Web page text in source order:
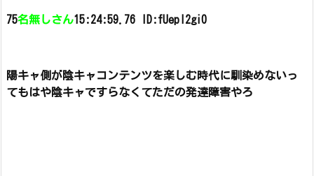
75名無しさん15:24:59.76 ID:fUepI2gi0
陽キャ側が陰キャコンテンツを楽しむ時代に馴染めないっ
てもはや陰キャですらなくてただの発達障害やろ